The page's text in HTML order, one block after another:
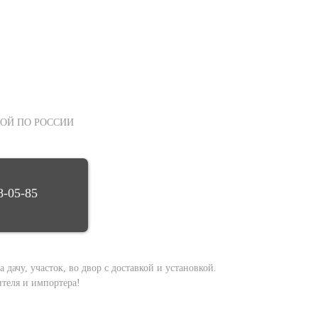
ПО РОССИИ
05-85
участок, во двор с доставкой и установкой.
и импортера!